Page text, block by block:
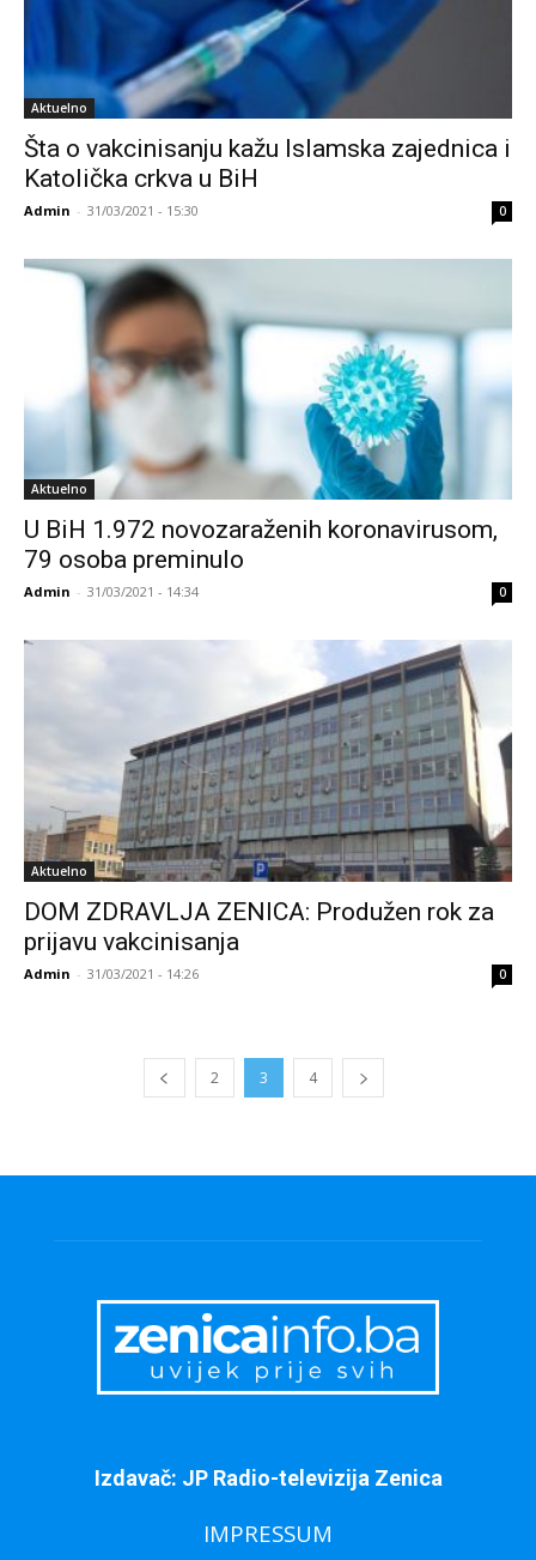
Aktuelno
Šta o vakcinisanju kažu Islamska zajednica i
Katolička crkva u BiH
Admin - 31/03/2021 - 15:30 0
Aktuelno
U BiH 1.972 novozaraženih koronavirusom,
79 osoba preminulo
Admin - 31/03/2021 - 14:34 0
Aktuelno
DOM ZDRAVLJA ZENICA: Produžen rok za
prijavu vakcinisanja
Admin - 31/03/2021 - 14:26 0
2 3 4
Izdavač: JP Radio-televizija Zenica
IMPRESSUM